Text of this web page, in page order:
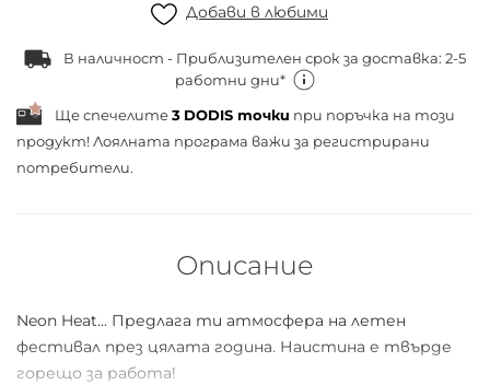
Добави в любими
В наличност - Приблизителен срок за доставка: 2-5
работни дни*
Ще спечелите3 DODIS точки при поръчка на този
продукт! Лоялната програма важи за регистрирани
потребители.
Описание
Neon Heat... Предлага ти атмосфера на летен
фестивал през цялата година. Наистина е твърде
горещо за работа!